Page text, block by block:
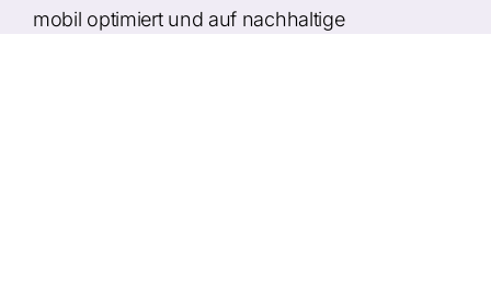
mobil optimiert und auf nachhaltige